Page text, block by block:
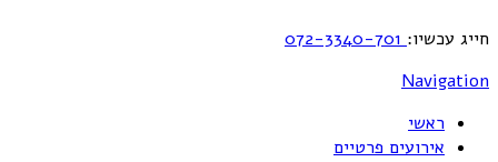
חייג עכשיו:
Navigation
ראשי
אירועים פרטיים